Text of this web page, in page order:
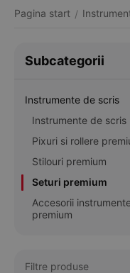
Pagina start /
Subcategorii
Instrumente de scris
Instrumente de scris
Pixuri si rollere
Stilouri premium
Seturi premium
Accesorii
premium
Filtre produse